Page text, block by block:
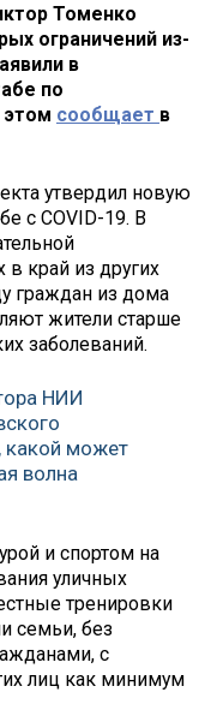
Томенко
ограничений из-
в
по
этом сообщает в
утвердил новую
с COVID-19. В
край из других
граждан из дома
жители старше
заболеваний.
НИИ
какой может
волна
и спортом на
уличных
тренировки
семьи, без
с
лиц как минимум